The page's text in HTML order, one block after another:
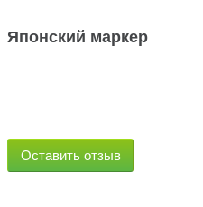
Японский маркер
Оставить отзыв